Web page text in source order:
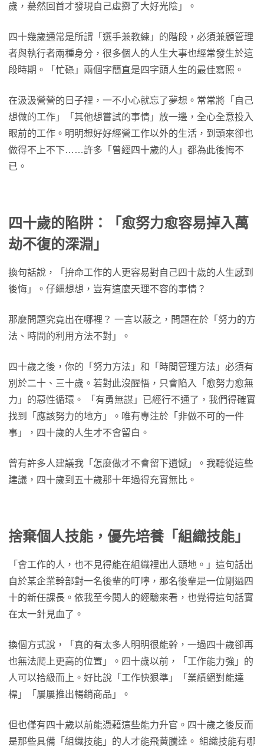
歲，驀然回首才發現自己虛擲了大好光陰」。
四十幾歲通常是所謂「選手兼教練」的階段，必須兼顧管理
者與執行者兩種身分，很多個人的人生大事也經常發生於這
段時期。「忙碌」兩個字簡直是四字頭人生的最佳寫照。
在汲汲營營的日子裡，一不小心就忘了夢想。常常將「自己
想做的工作」「其他想嘗試的事情」放一邊，全心全意投入
眼前的工作。明明想好好經營工作以外的生活，到頭來卻也
做得不上不下……許多「曾經四十歲的人」都為此後悔不
已。
四十歲的陷阱：「愈努力愈容易掉入萬
劫不復的深淵」
換句話說，「拚命工作的人更容易對自己四十歲的人生感到
後悔」。仔細想想，豈有這麼天理不容的事情？
那麼問題究竟出在哪裡？ 一言以蔽之，問題在於「努力的方
法、時間的利用方法不對」。
四十歲之後，你的「努力方法」和「時間管理方法」必須有
別於二十、三十歲。若對此沒醒悟，只會陷入「愈努力愈無
力」的惡性循環。 「有勇無謀」已經行不通了，我們得確實
找到「應該努力的地方」。唯有專注於「非做不可的一件
事」，四十歲的人生才不會留白。
曾有許多人建議我「怎麼做才不會留下遺憾」。我聽從這些
建議，四十歲到五十歲那十年過得充實無比。
捨棄個人技能，優先培養「組織技能」
「會工作的人，也不見得能在組織裡出人頭地。」這句話出
自於某企業幹部對一名後輩的叮嚀，那名後輩是一位剛過四
十的新任課長。依我至今閱人的經驗來看，也覺得這句話實
在太一針見血了。
換個方式說，「真的有太多人明明很能幹，一過四十歲卻再
也無法爬上更高的位置」。四十歲以前，「工作能力強」的
人可以拾級而上。好比說「工作快狠準」「業績絕對能達
標」「屢屢推出暢銷商品」。
但也僅有四十歲以前能憑藉這些能力升官。四十歲之後反而
是那些具備「組織技能」的人才能飛黃騰達。 組織技能有哪